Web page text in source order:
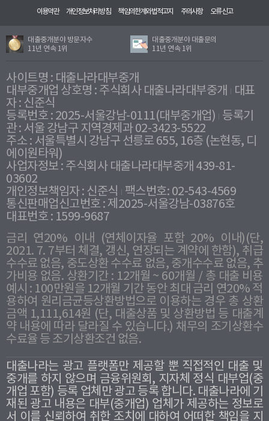
이용약관 개인정보처리방침 책임의한계와법적고지 주의사항 오류신고
대출중개분야 방문자수
11년 연속 1위
대출중개분야 대출문의
11년 연속 1위
사이트명 : 대출나라대부중개
대부중개업 상호명 : 주식회사 대출나라대부중개
대표
자 : 신준식
등록번호 : 2025-서울강남-0111(대부중개업) 등록기
관 : 서울 강남구 지역경제과 02-3423-5522
주소 : 서울특별시 강남구 선릉로 655, 16층 (논현동, 디
에이원타워)
사업자정보 : 주식회사 대출나라대부중개 439-81-
03602
개인정보책임자 : 신준식
팩스번호: 02-543-4569
통신판매업신고번호 : 제2025-서울강남-03876호
대표번호 : 1599-9687
금리 연20% 이내 (연체이자율 포함 20% 이내)(단,
2021. 7. 7부터 체결, 갱신, 연장되는 계약에 한함), 취급
수수료 없음, 중도상환 수수료 없음, 중개수수료 없음, 추
가비용 없음. 상환기간 : 12개월 ~ 60개월 / 총 대출 비용
예시 : 100만원을 12개월 기간 동안 최대 금리 연20% 적
용하여 원리금균등상환방법으로 이용하는 경우 총 상환
금액 1,111,614원 (단, 대출상품 및 상환방법 등 대출계
약 내용에 따라 달라질 수 있습니다.) 채무의 조기상환수
수료율 등 조기상환조건 없음.
대출나라는 광고 플랫폼만 제공할 뿐 직접적인 대출 및
중개를 하지 않으며 금융위원회, 지자체 정식 대부업(중
개업 포함) 등록 업체만 광고 등록 합니다. 대출나라에 기
재된 광고 내용은 대부(중개업) 업체가 제공하는 정보로
서 이를 신뢰하여 취한 조치에 대하여 어떠한 책임을 지